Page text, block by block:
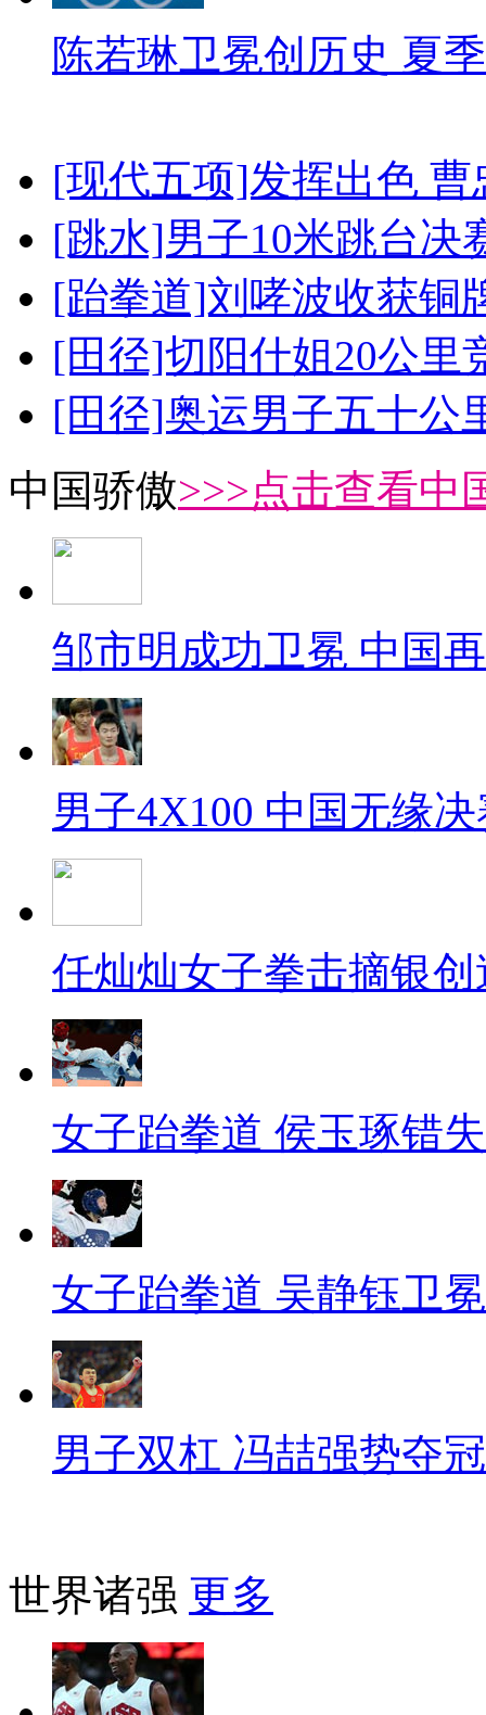
陈若琳卫冕创历史 夏
[现代五项]发挥出色
[跳水]男子10米跳台决
[跆拳道]刘哮波收获铜
[田径]切阳什姐20公里
[田径]奥运男子五十公
中国骄傲>>>点击查看中
邹市明成功卫冕 中国
男子4X100 中国无缘
任灿灿女子拳击摘银
女子跆拳道 侯玉琢错
女子跆拳道 吴静钰卫冕
男子双杠 冯喆强势夺冠
世界诸强 更多